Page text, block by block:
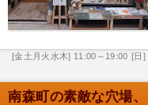
[金土月火水木] 11:00～19:00 [日]
南森町の素敵な穴場